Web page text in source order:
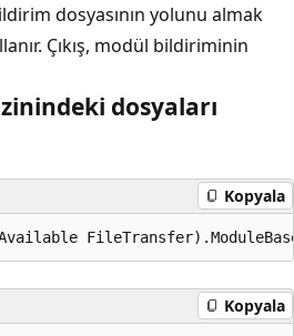
dosyasının yolunu almak
Çıkış, modül bildiriminin
dosyaları
Kopyala
Kopyala